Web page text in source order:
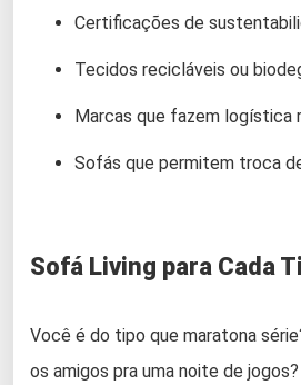
Certificações de
Tecidos recicláveis ou
Marcas que fazem logística
Sofás que permitem troca
Sofá Living para Cada
Você é do tipo que maratona
os amigos pra uma noite de